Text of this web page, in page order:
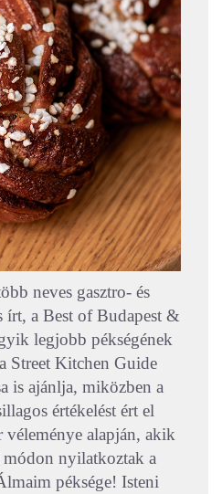
neves gasztro- és
írt, a Best of Budapest &
legjobb pékségének
Street Kitchen Guide
is ajánlja, miközben a
értékelést ért el
véleménye alapján, akik
módon nyilatkoztak a
péksége! Isteni